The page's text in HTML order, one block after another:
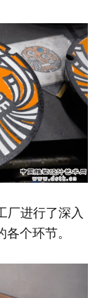
厂进行了深入
各个环节。